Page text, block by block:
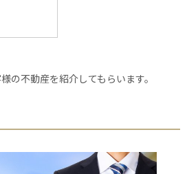
の不動産を紹介してもらいます。